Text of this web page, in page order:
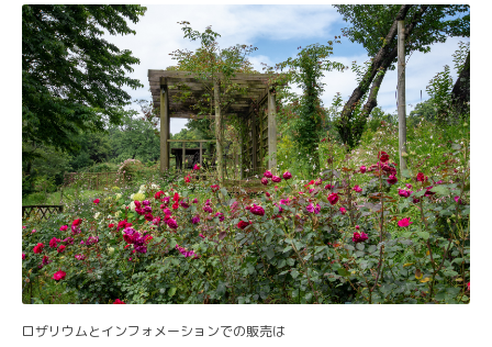
ロザリウムとインフォメーションでの販売は